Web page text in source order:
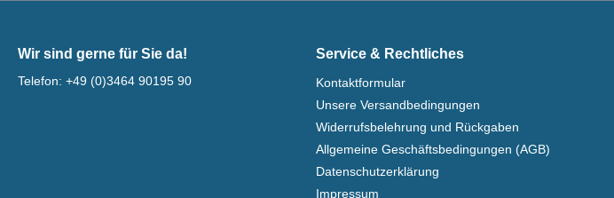
Wir sind gerne für Sie da!
Telefon: +49 (0)3464 90195 90
Service & Rechtliches
Kontaktformular
Unsere Versandbedingungen
Widerrufsbelehrung und Rückgaben
Allgemeine Geschäftsbedingungen (AGB)
Datenschutzerklärung
Impressum